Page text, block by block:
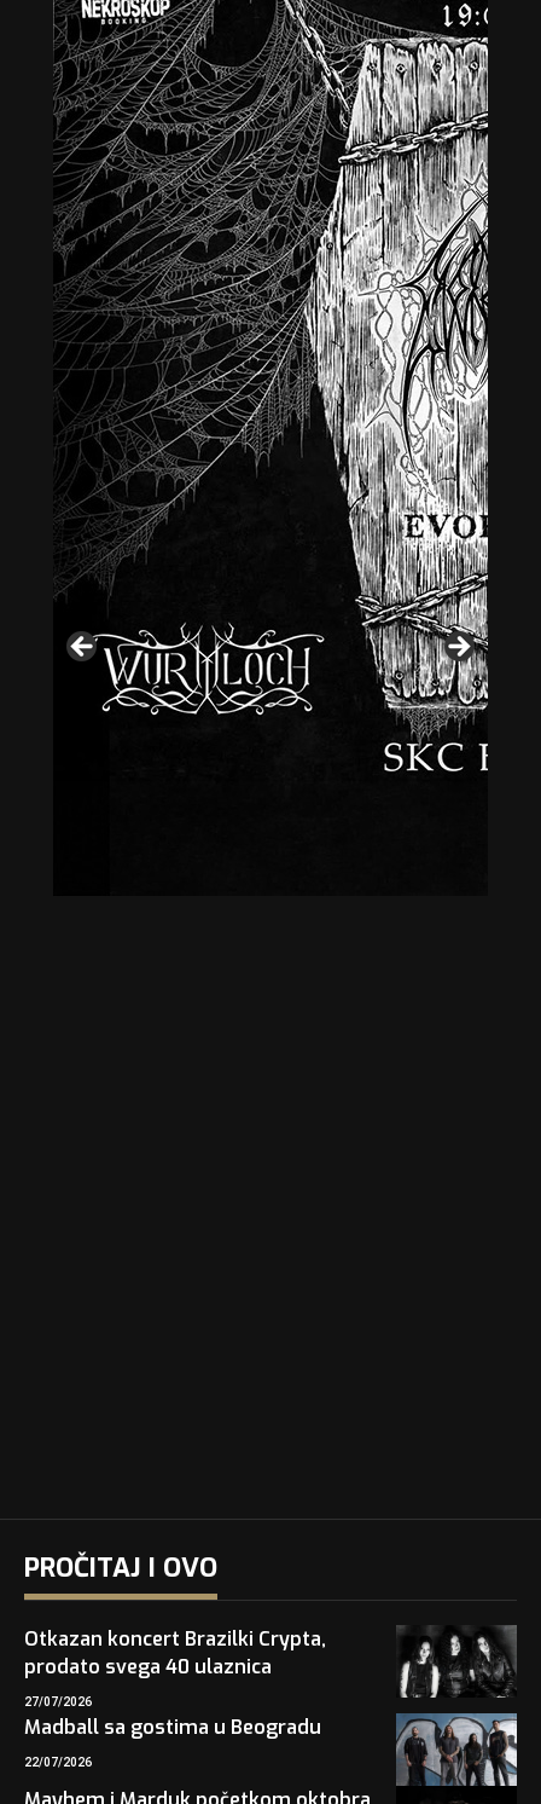
PROČITAJ I OVO
Otkazan koncert Brazilki Crypta,
prodato svega 40 ulaznica
27/07/2026
Madball sa gostima u Beogradu
22/07/2026